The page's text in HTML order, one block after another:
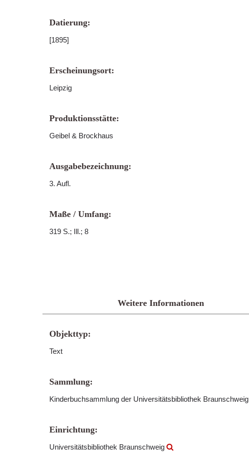
Datierung:
[1895]
Erscheinungsort:
Leipzig
Produktionsstätte:
Geibel & Brockhaus
Ausgabebezeichnung:
3. Aufl.
Maße / Umfang:
319 S.; Ill.; 8
Weitere Informationen
Objekttyp:
Text
Sammlung:
Kinderbuchsammlung der Universitätsbibliothek Braunschweig
Einrichtung:
Universitätsbibliothek Braunschweig